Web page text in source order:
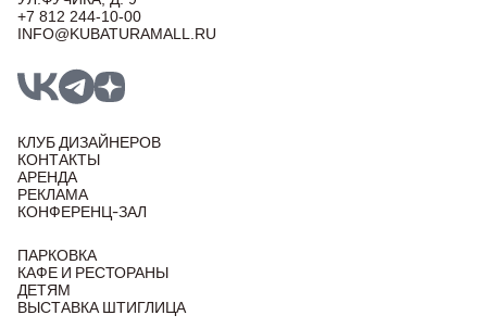
+7 812 244-10-00
INFO@KUBATURAMALL.RU
КЛУБ ДИЗАЙНЕРОВ
КОНТАКТЫ
АРЕНДА
РЕКЛАМА
КОНФЕРЕНЦ-ЗАЛ
ПАРКОВКА
КАФЕ И РЕСТОРАНЫ
ДЕТЯМ
ВЫСТАВКА ШТИГЛИЦА